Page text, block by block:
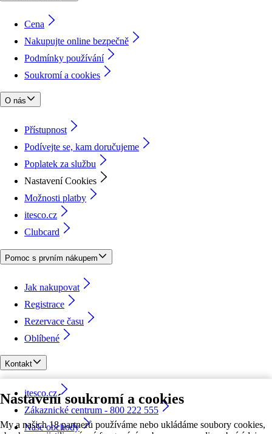
Nastavení soukromí a cookies
My a našich 18 partnerů používáme nebo ukládáme soubory cookies,
Cena
Nakupujte online bezpečně
Podmínky používání
Soukromí a cookies
O nás
Přístupnost
Podívejte se, kam doručujeme
Poplatek za službu
Nastavení Cookies
Možnosti platby
itesco.cz
Clubcard
Pomoc s prvním nákupem
Jak nakupovat
Registrace
Rezervace času
Oblíbené
Kontakt
itesco.cz
Zákaznické centrum - 800 222 555
Naše obchody